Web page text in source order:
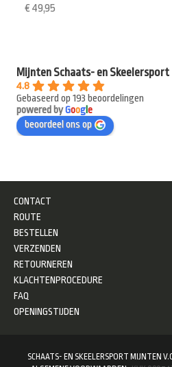
€ 49,95
Mijnten Schaats- en Skeelersport
4.8
Gebaseerd op 193 beoordelingen
powered byGooge
beoordeel ons op
CONTACT
ROUTE
BESTELLEN
VERZENDEN
RETOURNEREN
KLACHTENPROCEDURE
FAQ
OPENINGSTIJDEN
SCHAATS- EN SKEELERSPORT MIJNTEN